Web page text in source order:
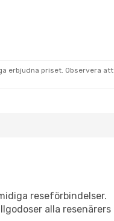
erbjudna priset. Observera att
reseförbindelser.
alla resenärers